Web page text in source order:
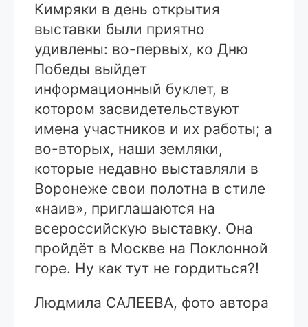
Кимряки в день открытия
выставки были приятно
удивлены: во-первых, ко Дню
Победы выйдет
информационный буклет, в
котором засвидетельствуют
имена участников и их работы; а
во-вторых, наши земляки,
которые недавно выставляли в
Воронеже свои полотна в стиле
«наив», приглашаются на
всероссийскую выставку. Она
пройдёт в Москве на Поклонной
горе. Ну как тут не гордиться?!
Людмила САЛЕЕВА, фото автора